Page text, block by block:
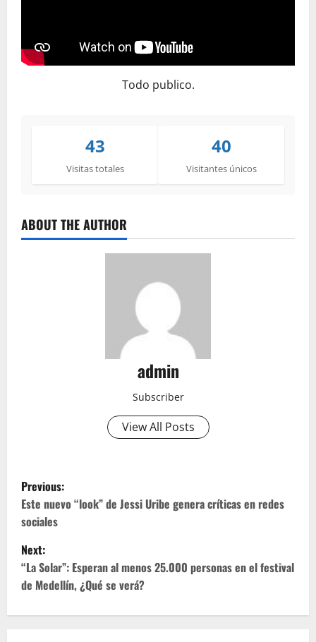
Todo publico.
43
Visitas totales
40
Visitantes únicos
ABOUT THE AUTHOR
admin
Subscriber
View All Posts
P
o
s
t
n
Previous:
Este nuevo “look” de Jessi Uribe genera críticas en redes
sociales
Next:
“La Solar”: Esperan al menos 25.000 personas en el festival
de Medellín, ¿Qué se verá?